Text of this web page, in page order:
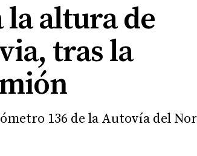
la altura de
tras la
136 de la Autovía del